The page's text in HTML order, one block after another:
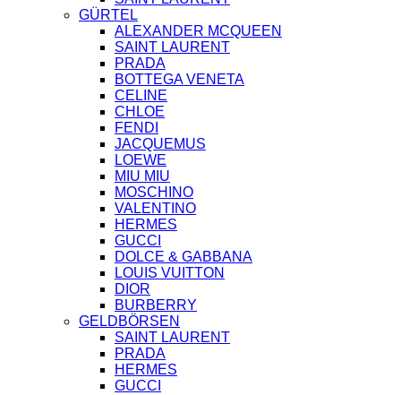
GÜRTEL
ALEXANDER MCQUEEN
SAINT LAURENT
PRADA
BOTTEGA VENETA
CELINE
CHLOE
FENDI
JACQUEMUS
LOEWE
MIU MIU
MOSCHINO
VALENTINO
HERMES
GUCCI
DOLCE & GABBANA
LOUIS VUITTON
DIOR
BURBERRY
GELDBÖRSEN
SAINT LAURENT
PRADA
HERMES
GUCCI